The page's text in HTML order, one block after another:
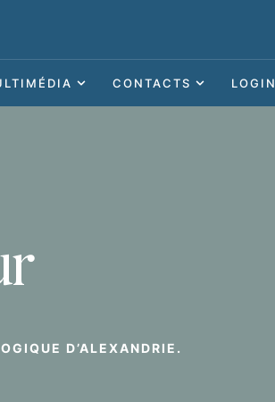
CONTACTS LOGIN
D’ALEXANDRIE.